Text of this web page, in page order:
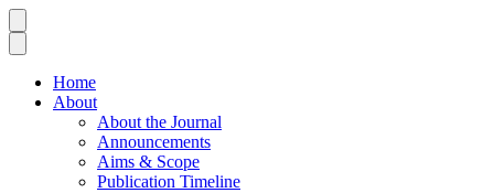
Home
About
About the Journal
Announcements
Aims & Scope
Publication Timeline